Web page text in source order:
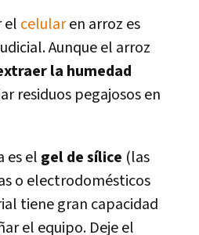
el celularen arroz es
Aunque el arroz
la humedad
residuos pegajosos en
es el gel de sílice (las
o electrodomésticos
tiene gran capacidad
el equipo. Deje el